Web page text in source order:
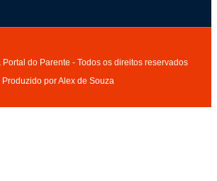
do Parente - Todos os direitos reservados
Produzido por Alex de Souza